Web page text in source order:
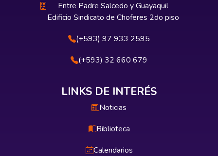
Entre Padre Salcedo y Guayaquil
Edificio Sindicato de Choferes 2do piso
(+593) 97 933 2595
(+593) 32 660 679
LINKS DE INTERÉS
Noticias
Biblioteca
Calendarios